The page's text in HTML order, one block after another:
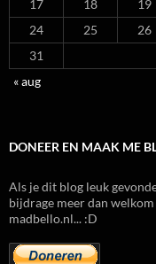
17
18 19
24
25 26
31
« aug
DONEER EN MAAK ME
Als je dit blog leuk
bijdrage meer dan
madbello.nl... :D